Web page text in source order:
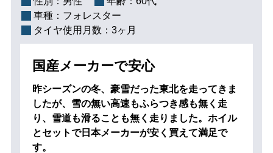
車種： フォレスター
タイヤ使用月数： 3ヶ月
国産メーカーで安心
昨シーズンの冬、豪雪だった東北を走ってきま
したが、雪の無い高速もふらつき感も無く走
り、雪道も滑ることも無く走りました。ホイル
とセットで日本メーカーが安く買えて満足で
す。